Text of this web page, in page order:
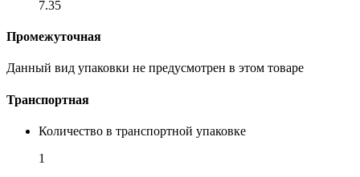
7.35
Промежуточная
Данный вид упаковки не предусмотрен в этом товаре
Транспортная
Количество в транспортной упаковке
1